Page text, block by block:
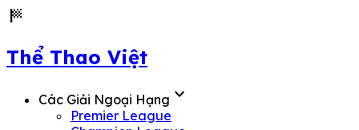
sports_score
Thể Thao Việt
Các Giải Ngoại Hạng expand_more
Premier League